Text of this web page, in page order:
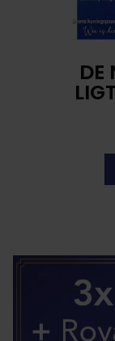
DE